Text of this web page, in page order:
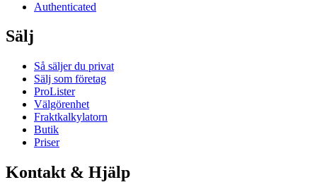
Authenticated
Sälj
Så säljer du privat
Sälj som företag
ProLister
Välgörenhet
Fraktkalkylatorn
Butik
Priser
Kontakt & Hjälp